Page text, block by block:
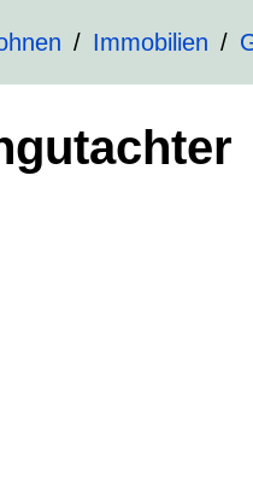
Immobilien